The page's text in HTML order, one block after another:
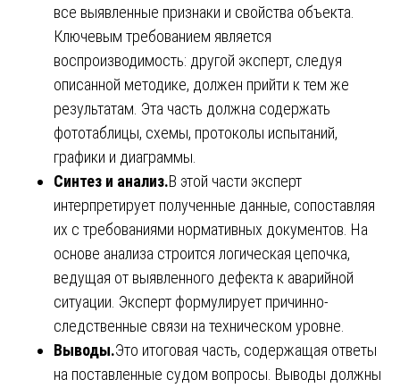
все выявленные признаки и свойства объекта.
Ключевым требованием является
воспроизводимость: другой эксперт, следуя
описанной методике, должен прийти к тем же
результатам. Эта часть должна содержать
фототаблицы, схемы, протоколы испытаний,
графики и диаграммы.
Синтез и анализ.В этой части эксперт
интерпретирует полученные данные, сопоставляя
их с требованиями нормативных документов. На
основе анализа строится логическая цепочка,
ведущая от выявленного дефекта к аварийной
ситуации. Эксперт формулирует причинно-
следственные связи на техническом уровне.
Выводы.Это итоговая часть, содержащая ответы
на поставленные судом вопросы. Выводы должны